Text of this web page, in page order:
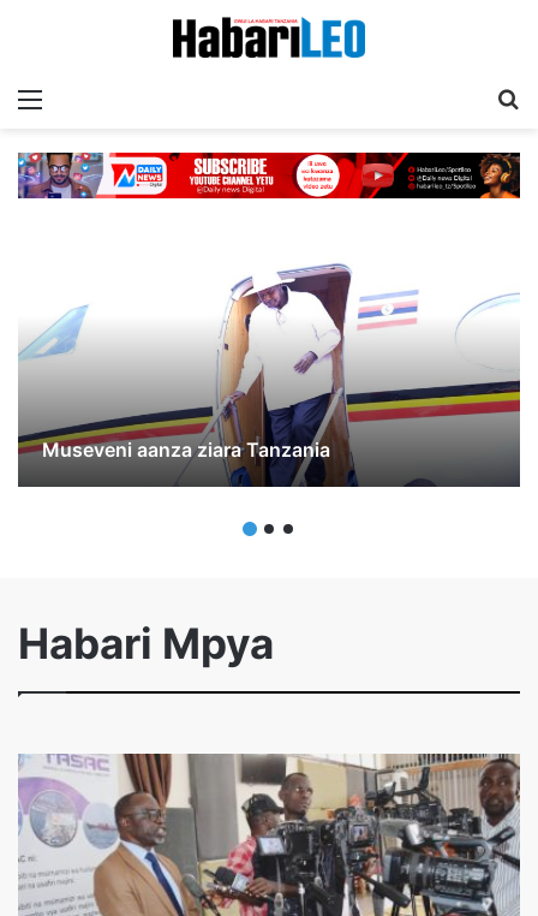
Museveni aanza ziara Tanzania
Habari Mpya